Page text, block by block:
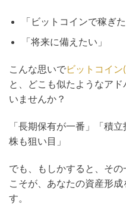
「ビットコインで稼ぎた
「将来に備えたい」
こんな思いでビットコイン
と、どこも似たようなア
いませんか？
「長期保有が一番」「積
株も狙い目」
でも、もしかすると、その
こそが、あなたの資産形
す。